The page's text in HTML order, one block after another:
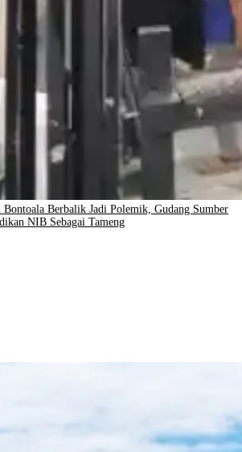
Bontoala Berbalik Jadi Polemik, Gudang Sumber
NIB Sebagai Tameng